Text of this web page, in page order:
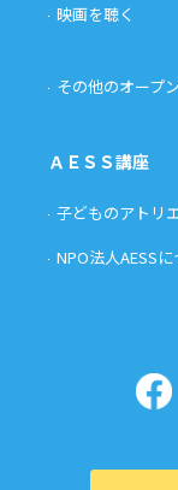
映画を聴く
その他のオープ
ＡＥＳＳ講座
子どものアトリ
NPO法人AESS